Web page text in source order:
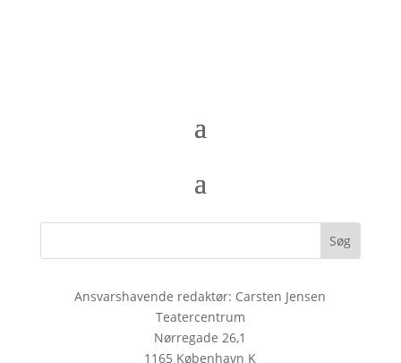
Ansvarshavende redaktør: Carsten Jensen
Teatercentrum
Nørregade 26,1
1165 København K